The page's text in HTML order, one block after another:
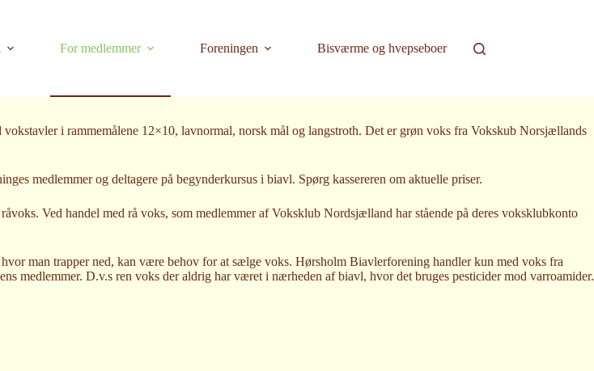
For medlemmer Foreningen Bisværme og hvepseboer
i rammemålene 12×10, lavnormal, norsk mål og langstroth. Det er grøn voks fra Vokskub Norsjællands
medlemmer og deltagere på begynderkursus i biavl. Spørg kassereren om aktuelle priser.
Ved handel med rå voks, som medlemmer af Voksklub Nordsjælland har stående på deres voksklubkonto
man trapper ned, kan være behov for at sælge voks. Hørsholm Biavlerforening handler kun med voks fra
medlemmer. D.v.s ren voks der aldrig har været i nærheden af biavl, hvor det bruges pesticider mod varroamider.